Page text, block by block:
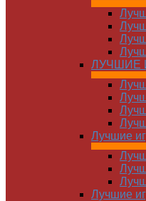
ЛУЧШИЕ
Лучшие
Лучшие